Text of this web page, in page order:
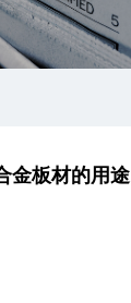
金板材的用途